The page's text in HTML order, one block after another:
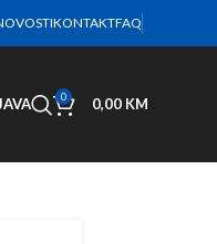
KONTAKTFAQ
0 0,00 KM